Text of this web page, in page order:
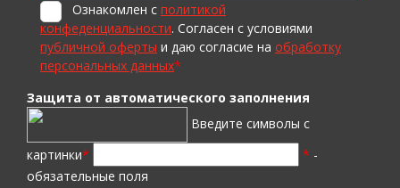
Ознакомлен с политикой
конфеденциальности. Согласен с условиями
публичной оферты и даю согласие на обработку
персональных данных*
Защита от автоматического заполнения
Введите символы с
картинки* * -
обязательные поля